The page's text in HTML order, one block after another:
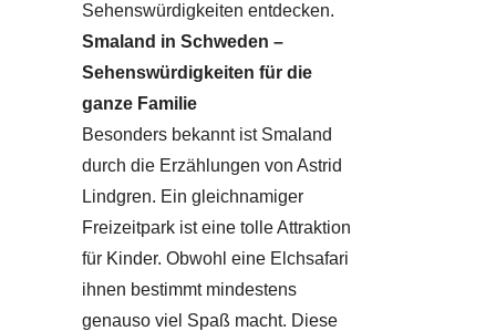
Sehenswürdigkeiten entdecken.
Smaland in Schweden –
Sehenswürdigkeiten für die
ganze Familie
Besonders bekannt ist Smaland
durch die Erzählungen von Astrid
Lindgren. Ein gleichnamiger
Freizeitpark ist eine tolle Attraktion
für Kinder. Obwohl eine Elchsafari
ihnen bestimmt mindestens
genauso viel Spaß macht. Diese